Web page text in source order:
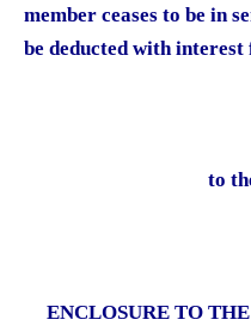
member ceases to be in
be deducted with
to
ENCLOSURE TO